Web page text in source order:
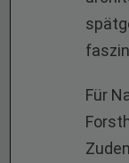
Für